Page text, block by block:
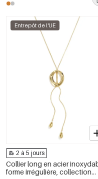
Entrepôt de l'UE
2 à 5 jours
Collier long en acier
forme irrégulière, collection